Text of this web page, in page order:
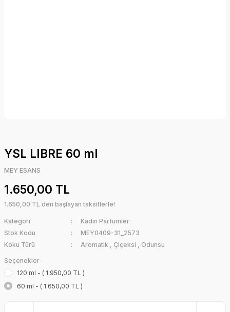
YSL LIBRE 60 ml
MEY ESANS
1.650,00 TL
1.650,00 TL den başlayan taksitlerle!
Kategori
Kadın Parfümler
Stok Kodu
MEY0409-31_2573
Koku Türü
Aromatik , Çiçeksi , Odunsu
Seçenekler
120 ml - ( 1.950,00 TL )
60 ml - ( 1.650,00 TL )